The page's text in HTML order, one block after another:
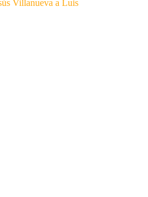
Villanueva a Luis